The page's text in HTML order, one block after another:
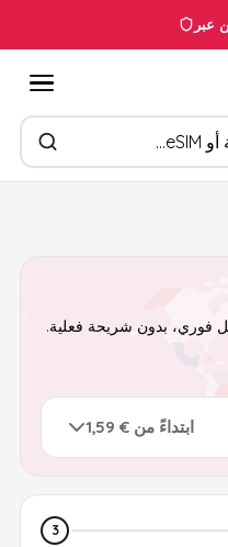
ابتداءً من € 1,59
3